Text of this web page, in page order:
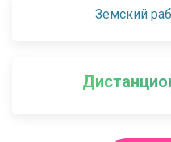
Земский